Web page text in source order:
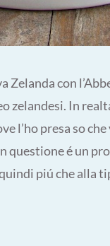
Zelanda con
zelandesi. In
l’ho presa so
questione é un
piú che alla